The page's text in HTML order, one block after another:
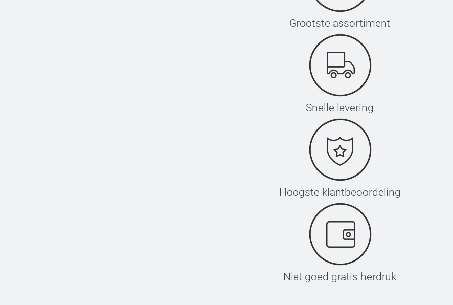
Grootste assortiment
Snelle levering
Hoogste klantbeoordeling
Niet goed gratis herdruk